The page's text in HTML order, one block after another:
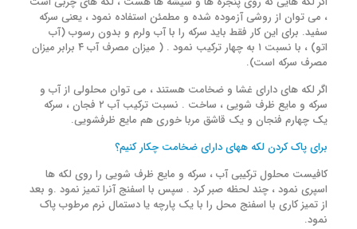
، می توان از روشی آزموده شده و مطمئن استفاده نمود ، یعنی سرکه
سفید. برای این کار فقط باید سرکه را با آب ولرم و بدون رسوب (آب
اتو) ، با نسبت ۱ به چهار ترکیب نمود . ( میزان مصرف آب ۴ برابر میزان
مصرف سرکه است).
اگر لکه های دارای غشا و ضخامت هستند ، می توان محلولی از آب و
سرکه و مایع ظرف شویی ، ساخت . نسبت ترکیب آب ۲ فجان ، سرکه
یک چهارم فنجان و یک قاشق مربا خوری هم مایع ظرفشویی.
برای پاک کردن لکه ههای دارای ضخامت چکار کنیم؟
کافیست محلول ترکیبی آب ، سرکه و مایع ظرف شویی را روی لکه ها
اسپری نمود ، چند لحظه صبر کرد . سپس با اسفنج آنرا تمیز نمود .و بعد
از تمیز کاری با اسفنج محل را با یک پارچه یا دستمال نرم مرطوب پاک
نمود.